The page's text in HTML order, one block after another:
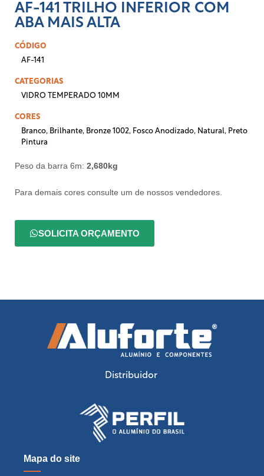
AF-141 TRILHO INFERIOR COM
ABA MAIS ALTA
CÓDIGO
AF-141
CATEGORIAS
VIDRO TEMPERADO 10MM
CORES
Branco, Brilhante, Bronze 1002, Fosco Anodizado, Natural, Preto
Pintura
Peso da barra 6m: 2,680kg
Para demais cores consulte um de nossos vendedores.
SOLICITA ORÇAMENTO
Distribuidor
Mapa do site